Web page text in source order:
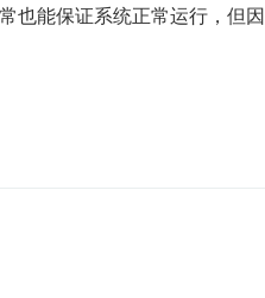
也能保证系统正常运行，但因